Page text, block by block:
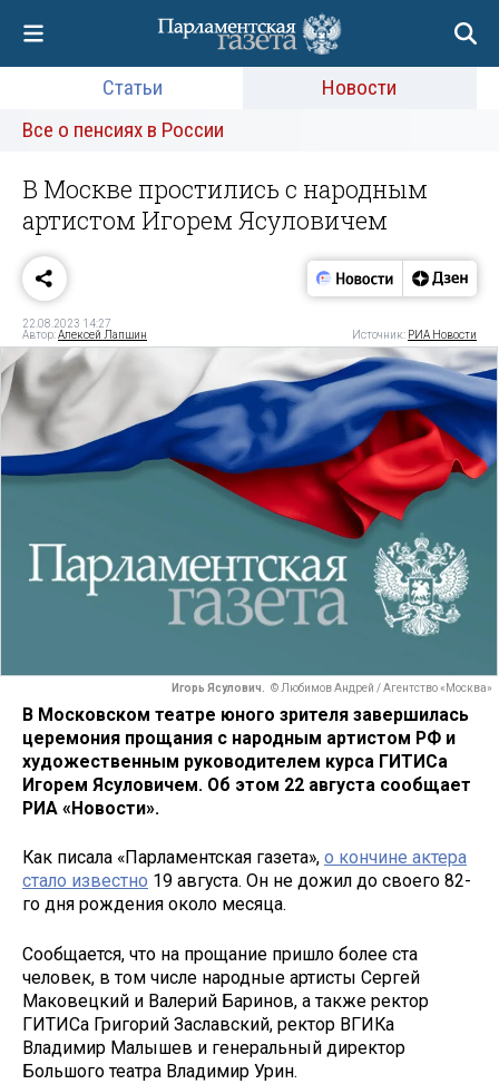
Статьи
Новости
Все о пенсиях в России
В Москве простились с народным
артистом Игорем Ясуловичем
22.08.2023 14:27
Автор:Алексей Лапшин Источник: РИА Новости
Игорь Ясулович. © Любимов Андрей / Агентство «Москва»
В Московском театре юного зрителя завершилась
церемония прощания с народным артистом РФ и
художественным руководителем курса ГИТИСа
Игорем Ясуловичем. Об этом 22 августа сообщает
РИА «Новости».
Как писала «Парламентская газета», о кончине актера
стало известно 19 августа. Он не дожил до своего 82-
го дня рождения около месяца.
Сообщается, что на прощание пришло более ста
человек, в том числе народные артисты Сергей
Маковецкий и Валерий Баринов, а также ректор
ГИТИСа Григорий Заславский, ректор ВГИКа
Владимир Малышев и генеральный директор
Большого театра Владимир Урин.